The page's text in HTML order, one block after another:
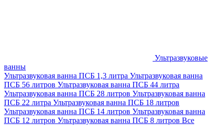
Ультразвуковые
ванны
Ультразвуковая ванна ПСБ 1,3 литра Ультразвуковая ванна
ПСБ 56 литров Ультразвуковая ванна ПСБ 44 литра
Ультразвуковая ванна ПСБ 28 литров Ультразвуковая ванна
ПСБ 22 литра Ультразвуковая ванна ПСБ 18 литров
Ультразвуковая ванна ПСБ 14 литров Ультразвуковая ванна
ПСБ 12 литров Ультразвуковая ванна ПСБ 8 литров Все